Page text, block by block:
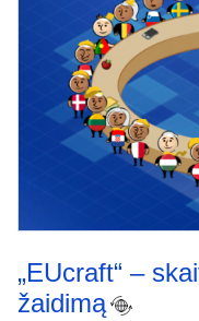
„EUcraft“ –
žaidimą